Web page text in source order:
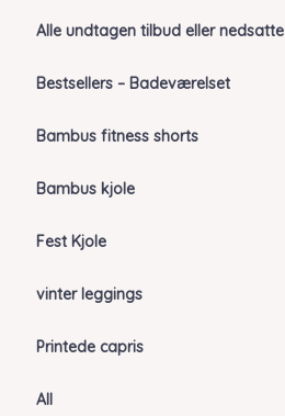
Alle undtagen tilbud eller nedsatte
Bestsellers – Badeværelset
Bambus fitness shorts
Bambus kjole
Fest Kjole
vinter leggings
Printede capris
All